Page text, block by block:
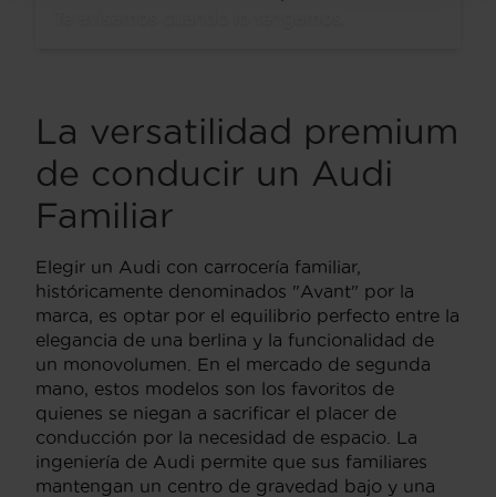
La versatilidad premium
de conducir un Audi
Familiar
Elegir un Audi con carrocería familiar,
históricamente denominados "Avant" por la
marca, es optar por el equilibrio perfecto entre la
elegancia de una berlina y la funcionalidad de
un monovolumen. En el mercado de segunda
mano, estos modelos son los favoritos de
quienes se niegan a sacrificar el placer de
conducción por la necesidad de espacio. La
ingeniería de Audi permite que sus familiares
mantengan un centro de gravedad bajo y una